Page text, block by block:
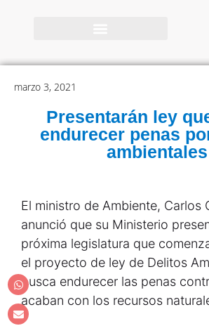
marzo 3, 2021
Presentarán ley
endurecer penas
ambientales
El ministro de Ambiente, Carlos
anunció que su Ministerio
próxima legislatura que
el proyecto de ley de Delitos
busca endurecer las penas
acaban con los recursos